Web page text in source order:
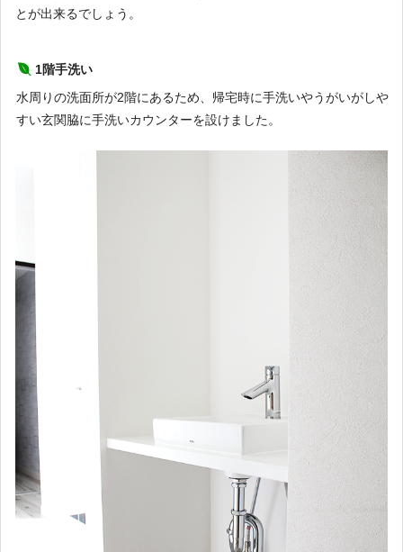
とが出来るでしょう。
1階手洗い
水周りの洗面所が2階にあるため、帰宅時に手洗いやうがいがしや
すい玄関脇に手洗いカウンターを設けました。